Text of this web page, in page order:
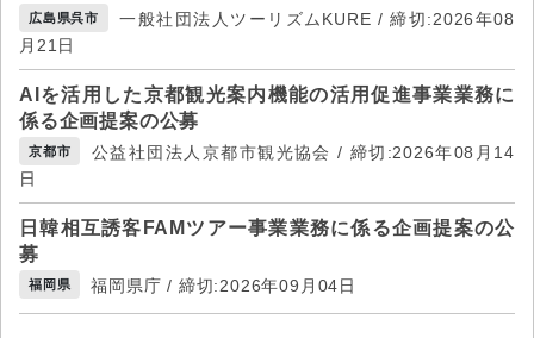
広島県呉市
一般社団法人ツーリズムKURE / 締切:2026年08
月21日
AIを活用した京都観光案内機能の活用促進事業業務に
係る企画提案の公募
京都市
公益社団法人京都市観光協会 / 締切:2026年08月14
日
日韓相互誘客FAMツアー事業業務に係る企画提案の公
募
福岡県 福岡県庁 / 締切:2026年09月04日